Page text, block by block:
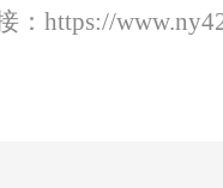
： https://